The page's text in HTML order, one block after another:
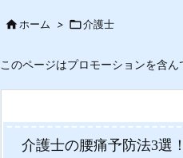
ホーム > 介護士
このページはプロモーションを含ん
介護士の腰痛予防法3選